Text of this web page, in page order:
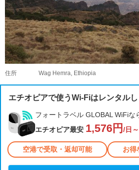
住所 Wag Hemra, Ethiopia
エチオピアで使うWi-Fiはレンタル
フォートラベル GLOBAL WiFiな
エチオピア最安 1,576円 /日～
空港で受取・返却可能 お得